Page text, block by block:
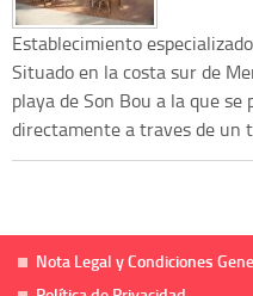
Establecimiento
Situado en la costa sur de
playa de Son Bou a la que se
directamente a traves de un
Nota Legal y Condiciones